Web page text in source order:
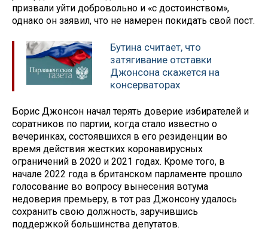
призвали уйти добровольно и «с достоинством»,
однако он заявил, что не намерен покидать свой пост.
Бутина считает, что
затягивание отставки
Джонсона скажется на
консерваторах
Борис Джонсон начал терять доверие избирателей и
соратников по партии, когда стало известно о
вечеринках, состоявшихся в его резиденции во
время действия жестких коронавирусных
ограничений в 2020 и 2021 годах. Кроме того, в
начале 2022 года в британском парламенте прошло
голосование во вопросу вынесения вотума
недоверия премьеру, в тот раз Джонсону удалось
сохранить свою должность, заручившись
поддержкой большинства депутатов.